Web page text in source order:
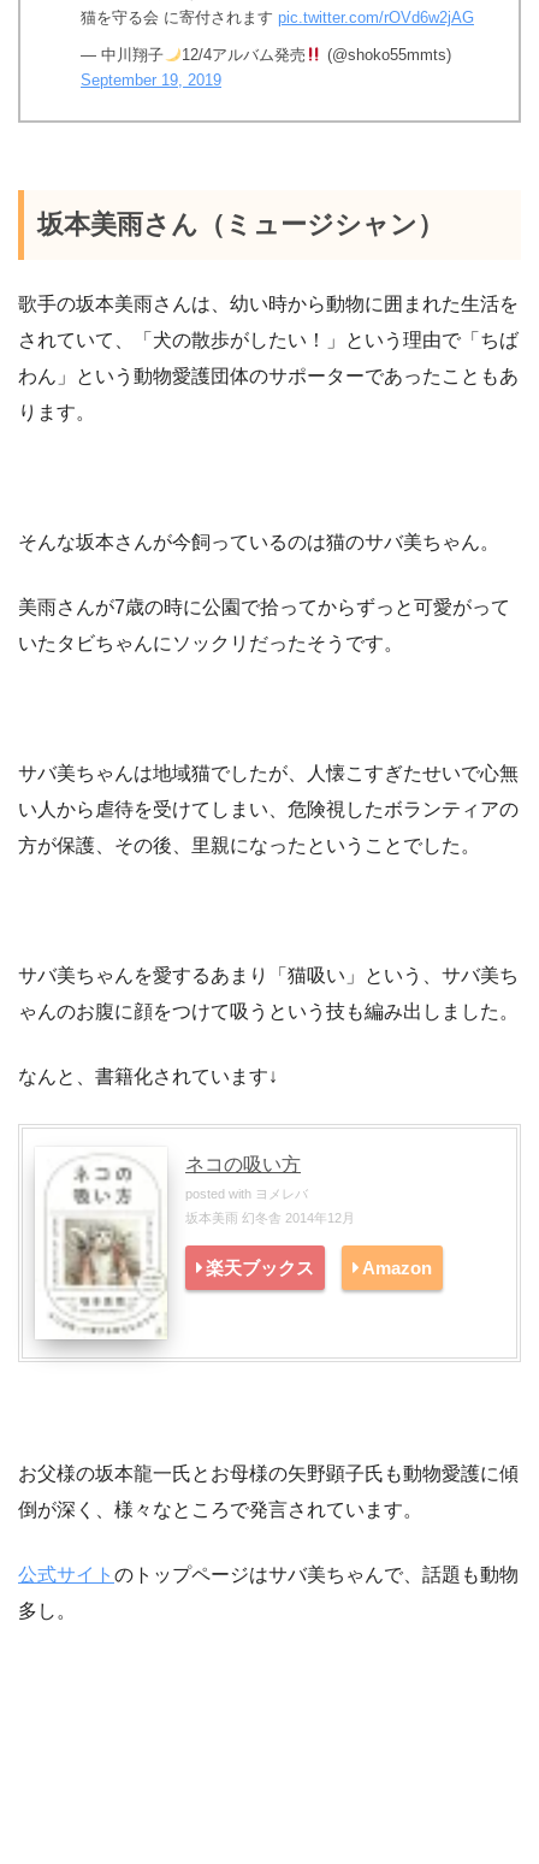
猫を守る会 に寄付されます pic.twitter.com/rOVd6w2jAG
— 中川翔子 12/4アルバム発売
(@shoko55mmts)
September 19, 2019
坂本美雨さん（ミュージシャン）
歌手の坂本美雨さんは、幼い時から動物に囲まれた生活を
されていて、「犬の散歩がしたい！」という理由で「ちば
わん」という動物愛護団体のサポーターであったこともあ
ります。
そんな坂本さんが今飼っているのは猫のサバ美ちゃん。
美雨さんが7歳の時に公園で拾ってからずっと可愛がって
いたタビちゃんにソックリだったそうです。
サバ美ちゃんは地域猫でしたが、人懐こすぎたせいで心無
い人から虐待を受けてしまい、危険視したボランティアの
方が保護、その後、里親になったということでした。
サバ美ちゃんを愛するあまり「猫吸い」という、サバ美ち
ゃんのお腹に顔をつけて吸うという技も編み出しました。
なんと、書籍化されています↓
ネコの吸い方
posted with ヨメレバ
坂本美雨 幻冬舎 2014年12月
楽天ブックス Amazon
お父様の坂本龍一氏とお母様の矢野顕子氏も動物愛護に傾
倒が深く、様々なところで発言されています。
公式サイト のトップページはサバ美ちゃんで、話題も動物
多し。